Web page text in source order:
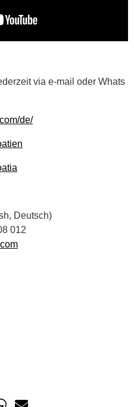
via e-mail oder Whats
de/
Deutsch)
012